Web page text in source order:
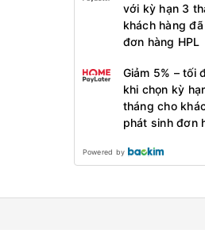
với kỳ hạn 3
khách hàng
đơn hàng HPL
Giảm 5% – tối
khi chọn kỳ
tháng cho
phát sinh đơn
Powered by